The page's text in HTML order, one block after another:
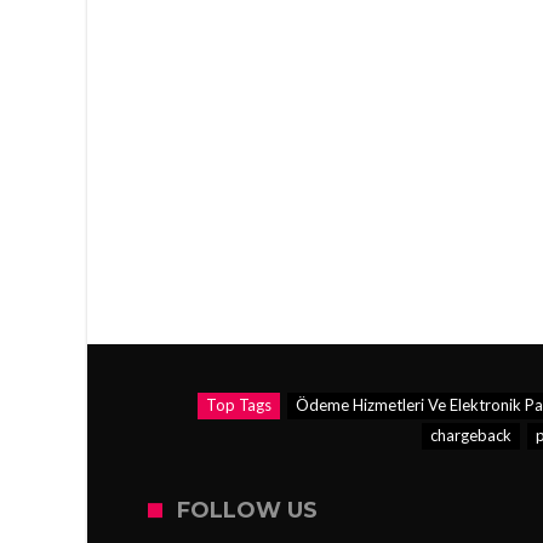
Top Tags
Ödeme Hizmetleri Ve Elektronik
chargeback
FOLLOW US